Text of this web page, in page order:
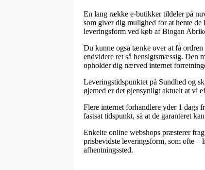
En lang række e-butikker tildeler på
som giver dig mulighed for at hente de
leveringsform ved køb af Biogan
Du kunne også tænke over at få
endvidere ret så hensigtsmæssig. Den
opholder dig nærved internet
Leveringstidspunktet på Sundhed og
øjemed er det øjensynligt aktuelt at vi
Flere internet forhandlere yder 1 dags
fastsat tidspunkt, så at de garanteret
Enkelte online webshops præsterer
prisbevidste leveringsform, som ofte
afhentningssted.